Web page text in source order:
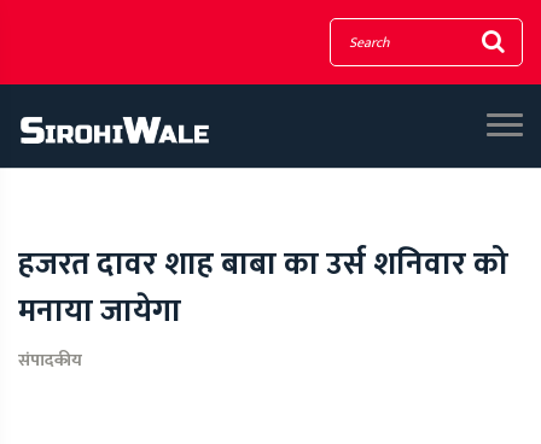
हजरत दावर शाह बाबा का उर्स शनिवार को
मनाया जायेगा
संपादकीय